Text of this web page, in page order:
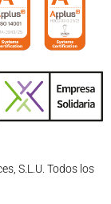
S.L.U. Todos los